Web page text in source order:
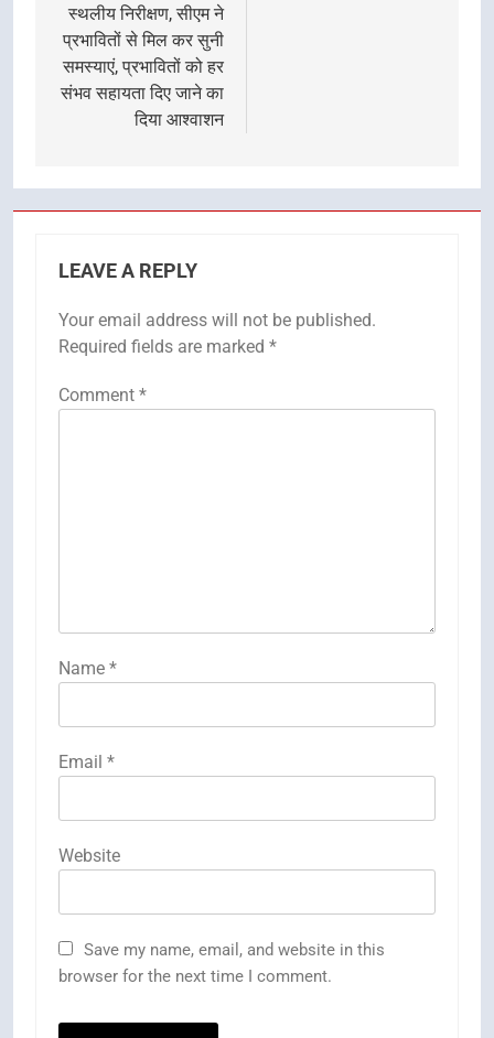
स्थलीय निरीक्षण, सीएम ने
प्रभावितों से मिल कर सुनी
समस्याएं, प्रभावितों को हर
संभव सहायता दिए जाने का
दिया आश्वाशन
LEAVE A REPLY
Your email address will not be published.
Required fields are marked *
Comment *
Name *
Email *
Website
Save my name, email, and website in this
browser for the next time I comment.